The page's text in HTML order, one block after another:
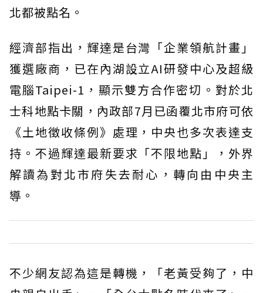
北都被點名。
經濟部指出，輝達是台灣「企業領航計畫」
獲選廠商，已在內湖設立AI研發中心及超級
電腦Taipei-1，顯示雙方合作密切。對於北
士科地點卡關，內政部7月已函覆北市府可依
《土地徵收條例》處理，中央也多次表達支
持。不過輝達最新要求「不限地點」，外界
解讀為對北市府失去耐心，轉向由中央主
導。
不少網友認為這是轉機，「老黃受夠了，中